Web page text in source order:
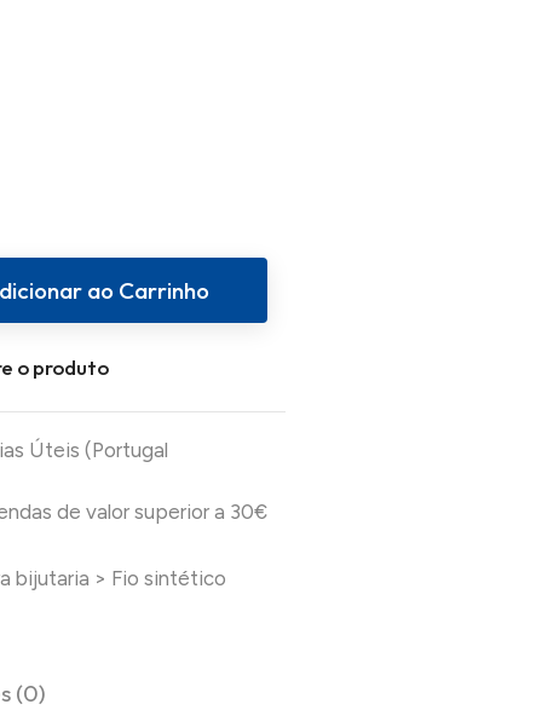
ao Carrinho
o produto
Úteis (Portugal
de valor superior a 30€
bijutaria > Fio sintético
(0)